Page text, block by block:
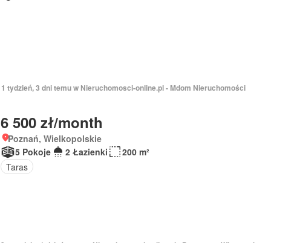
1 tydzień, 3 dni temu w Nieruchomosci-online.pl - Mdom Nieruchomości
6 500 zł/month
Poznań, Wielkopolskie
5 Pokoje
2 Łazienki
200 m²
Taras